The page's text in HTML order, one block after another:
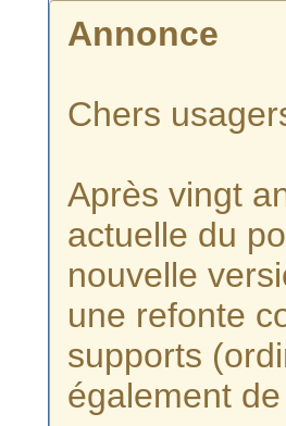
Annonce
Chers
Après vingt
actuelle du
nouvelle
une refonte
supports
également